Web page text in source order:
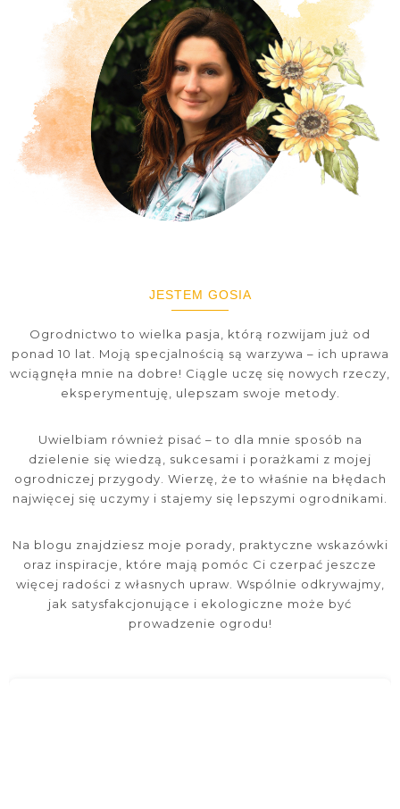
JESTEM GOSIA
Ogrodnictwo to wielka pasja, którą rozwijam już od
ponad 10 lat. Moją specjalnością są warzywa – ich uprawa
wciągnęła mnie na dobre! Ciągle uczę się nowych rzeczy,
eksperymentuję, ulepszam swoje metody.
Uwielbiam również pisać – to dla mnie sposób na
dzielenie się wiedzą, sukcesami i porażkami z mojej
ogrodniczej przygody. Wierzę, że to właśnie na błędach
najwięcej się uczymy i stajemy się lepszymi ogrodnikami.
Na blogu znajdziesz moje porady, praktyczne wskazówki
oraz inspiracje, które mają pomóc Ci czerpać jeszcze
więcej radości z własnych upraw. Wspólnie odkrywajmy,
jak satysfakcjonujące i ekologiczne może być
prowadzenie ogrodu!